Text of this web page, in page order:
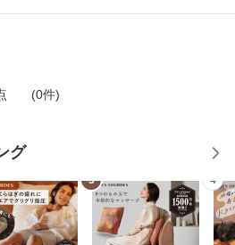
(0件)
グ
3 4